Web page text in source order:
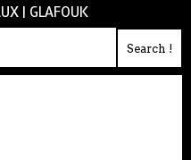
| GLAFOUK